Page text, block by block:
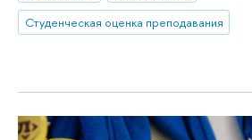
Студенческая оценка преподавания